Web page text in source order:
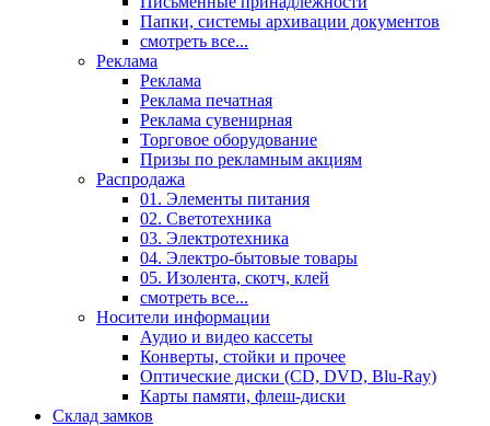
Папки, системы архивации документов
смотреть все...
Реклама
Реклама
Реклама печатная
Реклама сувенирная
Торговое оборудование
Призы по рекламным акциям
Распродажа
01. Элементы питания
02. Светотехника
03. Электротехника
04. Электро-бытовые товары
05. Изолента, скотч, клей
смотреть все...
Носители информации
Аудио и видео кассеты
Конверты, стойки и прочее
Оптические диски (CD, DVD, Blu-Ray)
Карты памяти, флеш-диски
Склад замков